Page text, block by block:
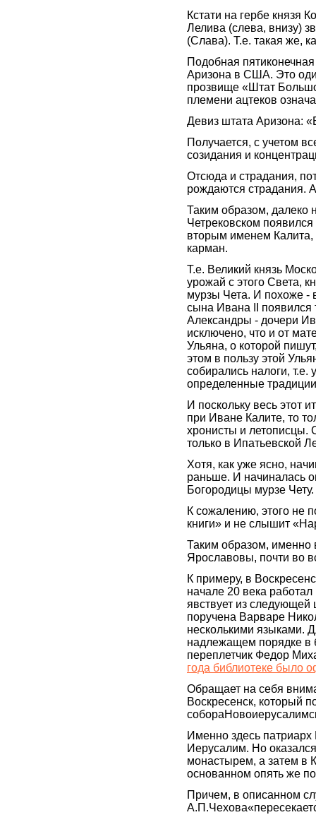
Кстати на гербе князя
Лелива (слева, внизу)
(Слава). Т.е. такая же,
Подобная
Аризона в США. Это
прозвище «Штат
племени ацтеков
Девиз штата Аризона:
Получается, с учетом
созидания и
Отсюда и страдания,
рождаются страдания.
Таким образом, далеко
Четрековском
вторым именем Калита,
карман.
Т.е. Великий князь
урожай с этого Света,
мурзы Чета. И похоже -
сына Ивана II появился
Александры - дочери
исключено, что и от
Ульяна, о которой
этом в пользу этой
собирались налоги, т.е.
определенные
И поскольку весь этот
при Иване Калите, то
хронисты и летописцы.
только в Ипатьевской
Хотя, как уже ясно,
раньше. И начиналась
Богородицы мурзе Чету.
К сожалению, этого не
книги» и не слышит
Таким образом, именно
Ярославовы, почти во
К примеру, в
начале 20 века
явствует из
поручена Варваре
несколькими языками.
надлежащем порядке в
переплетчик Федор
года библиотеке было
Обращает на себя
Воскресенск, который
Именно здесь
Иерусалим. Но
монастырем, а затем в
основанном опять же
Причем, в описанном